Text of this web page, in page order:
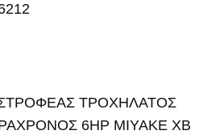
ΤΡΟΧΗΛΑΤΟΣ
6HP MIYAKE XB